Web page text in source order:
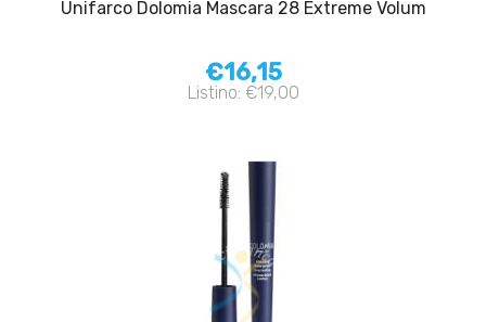
Unifarco Dolomia Mascara 28 Extreme Volum
€16,15
Listino: €19,00